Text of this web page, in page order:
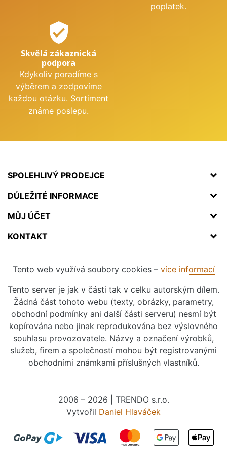
poplatek.
verified_user
Skvělá zákaznická
podpora
Kdykoliv poradíme s
výběrem a zodpovíme
každou otázku. Sortiment
známe poslepu.
SPOLEHLIVÝ PRODEJCE
DŮLEŽITÉ INFORMACE
MŮJ ÚČET
KONTAKT
Tento web využívá soubory cookies – více informací
Tento server je jak v části tak v celku autorským dílem.
Žádná část tohoto webu (texty, obrázky, parametry,
obchodní podmínky ani další části serveru) nesmí být
kopírována nebo jinak reprodukována bez výslovného
souhlasu provozovatele. Názvy a označení výrobků,
služeb, firem a společností mohou být registrovanými
obchodními známkami příslušných vlastníků.
2006 – 2026 | TRENDO s.r.o.
Vytvořil Daniel Hlaváček